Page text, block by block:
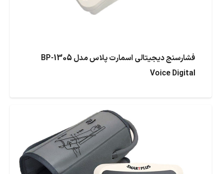
فشارسنج دیجیتالی اسمارت پلاس مدل BP-1305
Voice Digital